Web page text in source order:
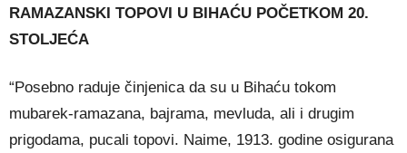
RAMAZANSKI TOPOVI U BIHAĆU POČETKOM 20.
STOLJEĆA
“Posebno raduje činjenica da su u Bihaću tokom
mubarek‑ramazana, bajrama, mevluda, ali i drugim
prigodama, pucali topovi. Naime, 1913. godine osigurana